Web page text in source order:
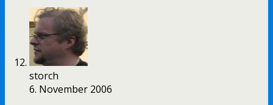
storch
6. November 2006